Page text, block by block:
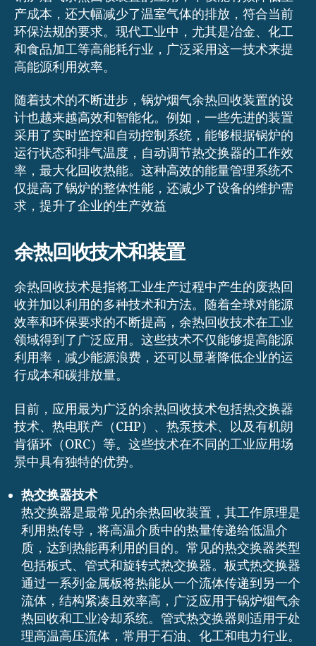
产成本，还大幅减少了温室气体的排放，符合当前
环保法规的要求。现代工业中，尤其是冶金、化工
和食品加工等高能耗行业，广泛采用这一技术来提
高能源利用效率。
随着技术的不断进步，锅炉烟气余热回收装置的设
计也越来越高效和智能化。例如，一些先进的装置
采用了实时监控和自动控制系统，能够根据锅炉的
运行状态和排气温度，自动调节热交换器的工作效
率，最大化回收热能。这种高效的能量管理系统不
仅提高了锅炉的整体性能，还减少了设备的维护需
求，提升了企业的生产效益
余热回收技术和装置
余热回收技术是指将工业生产过程中产生的废热回
收并加以利用的多种技术和方法。随着全球对能源
效率和环保要求的不断提高，余热回收技术在工业
领域得到了广泛应用。这些技术不仅能够提高能源
利用率，减少能源浪费，还可以显著降低企业的运
行成本和碳排放量。
目前，应用最为广泛的余热回收技术包括热交换器
技术、热电联产（CHP）、热泵技术、以及有机朗
肯循环（ORC）等。这些技术在不同的工业应用场
景中具有独特的优势。
热交换器技术
热交换器是最常见的余热回收装置，其工作原理是
利用热传导，将高温介质中的热量传递给低温介
质，达到热能再利用的目的。常见的热交换器类型
包括板式、管式和旋转式热交换器。板式热交换器
通过一系列金属板将热能从一个流体传递到另一个
流体，结构紧凑且效率高，广泛应用于锅炉烟气余
热回收和工业冷却系统。管式热交换器则适用于处
理高温高压流体，常用于石油、化工和电力行业。